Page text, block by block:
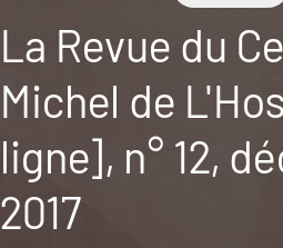
La Revue du
Michel de
ligne], n° 12,
2017